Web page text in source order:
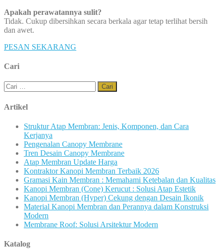
Apakah perawatannya sulit?
Tidak. Cukup dibersihkan secara berkala agar tetap terlihat bersih
dan awet.
PESAN SEKARANG
Cari
Cari
untuk:
Artikel
Struktur Atap Membran: Jenis, Komponen, dan Cara
Kerjanya
Pengenalan Canopy Membrane
Tren Desain Canopy Membrane
Atap Membran Update Harga
Kontraktor Kanopi Membran Terbaik 2026
Gramasi Kain Membran : Memahami Ketebalan dan Kualitas
Kanopi Membran (Cone) Kerucut : Solusi Atap Estetik
Kanopi Membran (Hyper) Cekung dengan Desain Ikonik
Material Kanopi Membran dan Perannya dalam Konstruksi
Modern
Membrane Roof: Solusi Arsitektur Modern
Katalog